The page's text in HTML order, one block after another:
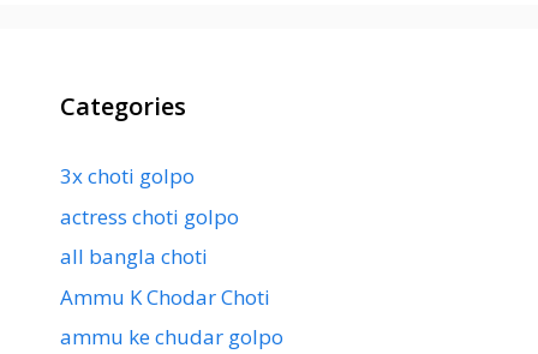
Categories
3x choti golpo
actress choti golpo
all bangla choti
Ammu K Chodar Choti
ammu ke chudar golpo